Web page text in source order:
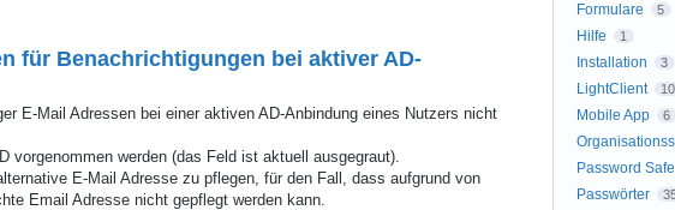
für Benachrichtigungen bei aktiver AD-
E-Mail Adressen bei einer aktiven AD-Anbindung eines Nutzers nicht
vorgenommen werden (das Feld ist aktuell ausgegraut).
E-Mail Adresse zu pflegen, für den Fall, dass aufgrund von
Email Adresse nicht gepflegt werden kann.
Formulare 5
Hilfe 1
Installation 3
LightClient 10
Mobile App 6
Password
Passwörter